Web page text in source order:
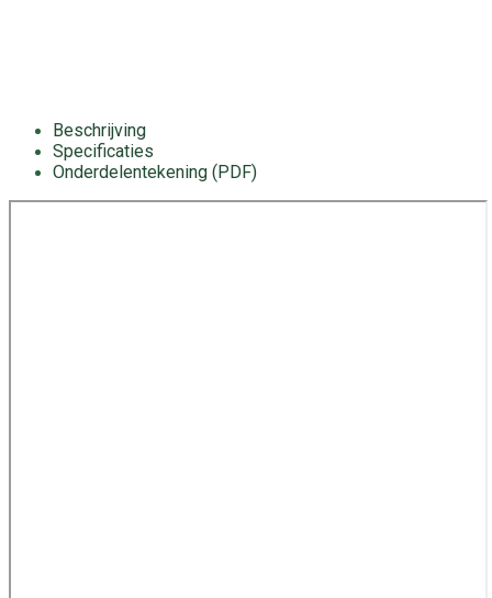
Beschrijving
Specificaties
Onderdelentekening (PDF)